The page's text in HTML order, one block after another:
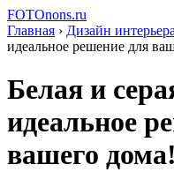
FOTOnons.ru
Главная › Дизайн интерьера
идеальное решение для
Белая и
идеальное
вашего дома!